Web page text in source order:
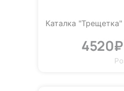
Каталка "Трещетка"
4520₽